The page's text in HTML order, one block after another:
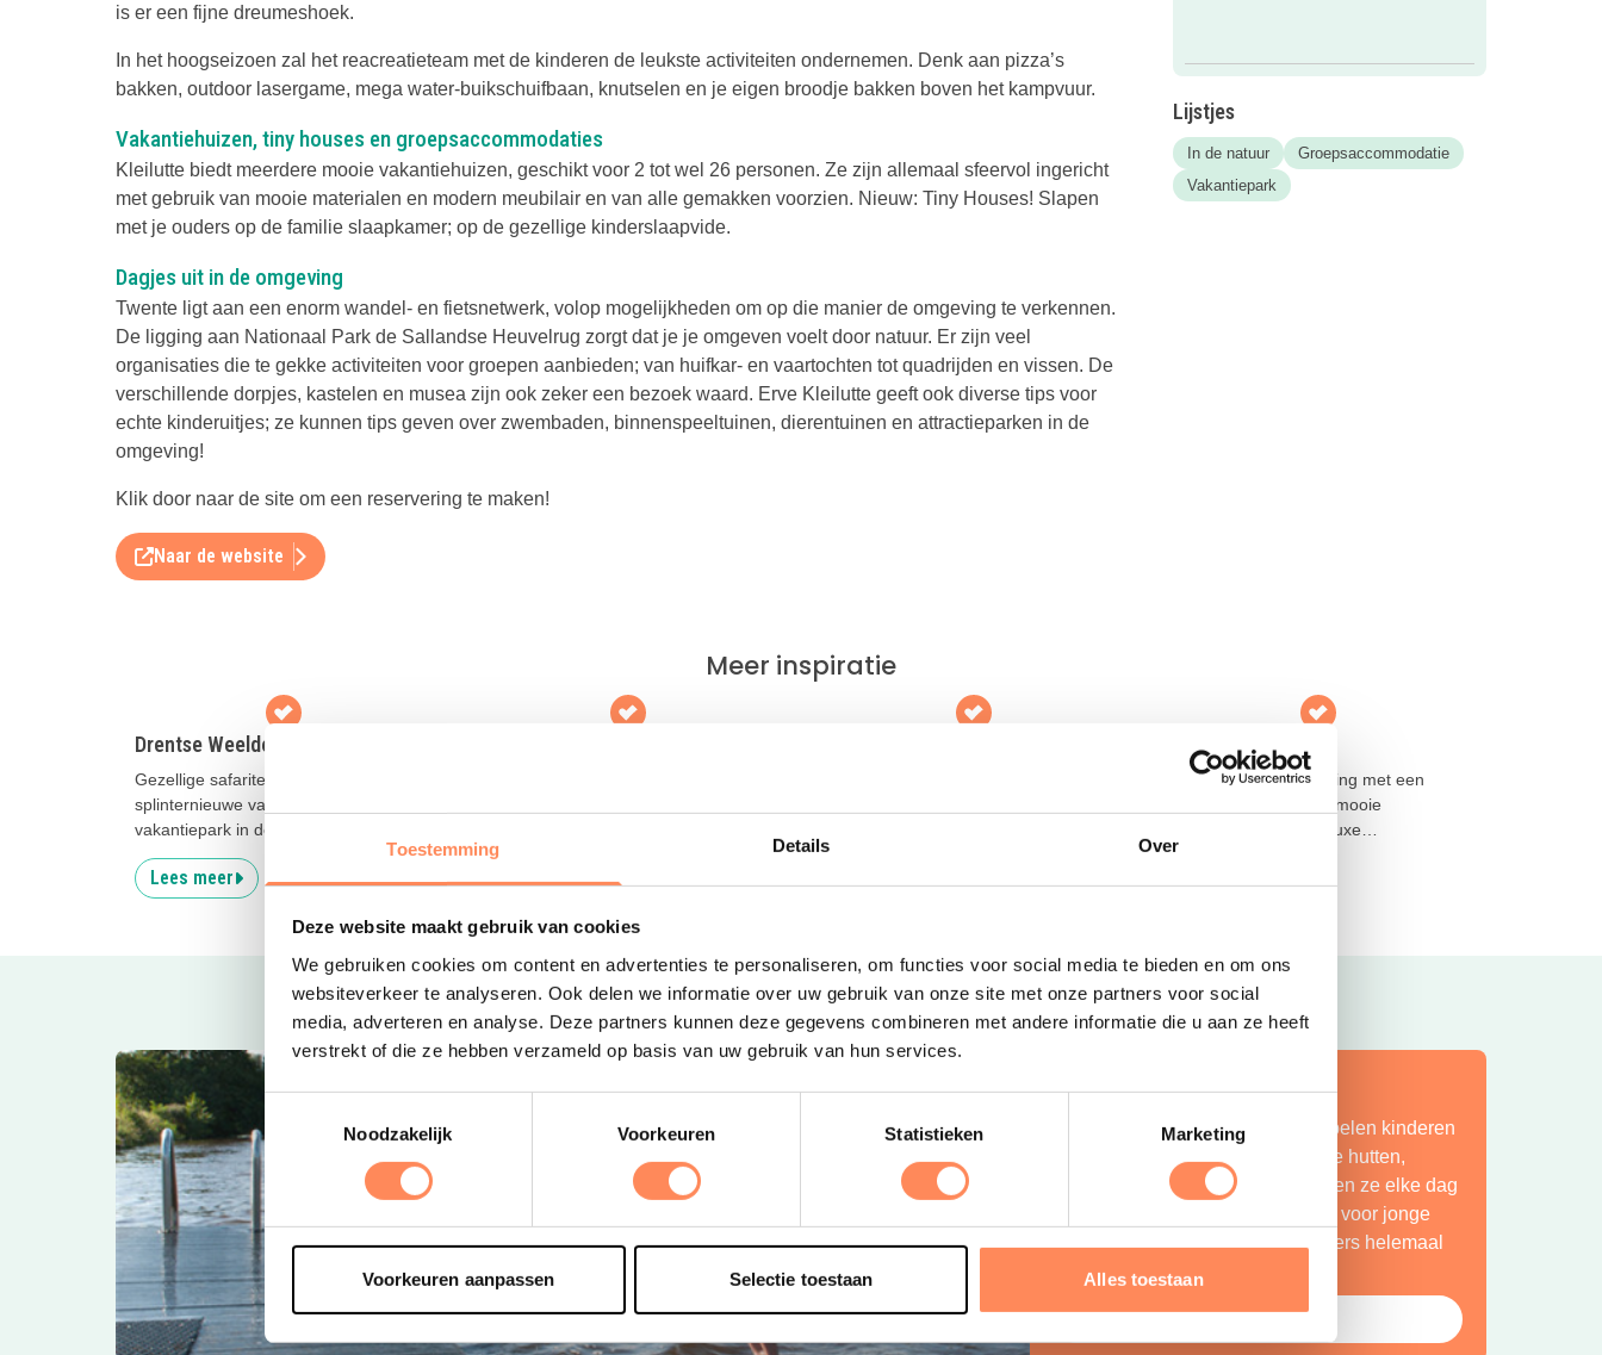
Toestemming Details Over
Deze website maakt gebruik van cookies
We gebruiken cookies om content en advertenties te personaliseren, om functies voor social media te bieden en om ons
websiteverkeer te analyseren. Ook delen we informatie over uw gebruik van onze site met onze partners voor social
media, adverteren en analyse. Deze partners kunnen deze gegevens combineren met andere informatie die u aan ze heeft
verstrekt of die ze hebben verzameld op basis van uw gebruik van hun services.
Noodzakelijk
Voorkeuren Statistieken Marketing
Voorkeuren aanpassen Selectie toestaan Alles toestaan
is er een fijne dreumeshoek.
In het hoogseizoen zal het reacreatieteam met de kinderen de leukste activiteiten ondernemen. Denk aan pizza’s
bakken, outdoor lasergame, mega water-buikschuifbaan, knutselen en je eigen broodje bakken boven het kampvuur.
Vakantiehuizen, tiny houses en groepsaccommodaties
Kleilutte biedt meerdere mooie vakantiehuizen, geschikt voor 2 tot wel 26 personen. Ze zijn allemaal sfeervol ingericht
met gebruik van mooie materialen en modern meubilair en van alle gemakken voorzien. Nieuw: Tiny Houses! Slapen
met je ouders op de familie slaapkamer; op de gezellige kinderslaapvide.
Dagjes uit in de omgeving
Twente ligt aan een enorm wandel- en fietsnetwerk, volop mogelijkheden om op die manier de omgeving te verkennen.
De ligging aan Nationaal Park de Sallandse Heuvelrug zorgt dat je je omgeven voelt door natuur. Er zijn veel
organisaties die te gekke activiteiten voor groepen aanbieden; van huifkar- en vaartochten tot quadrijden en vissen. De
verschillende dorpjes, kastelen en musea zijn ook zeker een bezoek waard. Erve Kleilutte geeft ook diverse tips voor
echte kinderuitjes; ze kunnen tips geven over zwembaden, binnenspeeltuinen, dierentuinen en attractieparken in de
omgeving!
Klik door naar de site om een reservering te maken!
Naar de website
Lijstjes
In de natuur
Groepsaccommodatie
Vakantiepark
Meer inspiratie
Drentse Weelde
Gezellige safaritenten en duurzame,
splinternieuwe vakantiehuizen op een
vakantiepark in de natuur
Lees meer Lees meer
De Kleine Wolf
5-sterren familiecamping met een
palmbomen strandje, mooie
kampeerplaatsen en luxe
accommodaties
Uitgelicht
Dít is vakantie op z’n mooist!
Bij Camping Huttopia De Roos spelen kinderen
eindeloos in de natuur, bouwen ze hutten,
spetteren ze in de Vecht en beleven ze elke dag
een nieuw avontuur. Een paradijs voor jonge
ontdekkers én een plek waar ouders helemaal
tot rust komen.
Bekijk Huttopia de Roos